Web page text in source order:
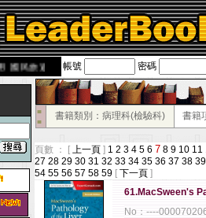
遊卡！！ 帳號 密碼
■
■
書籍類別：病理科(檢驗科) 書籍
頁數 ： [ 上一頁 ] 1 2 3 4 5 6 7 8 9 10 11
27 28 29 30 31 32 33 34 35 36 37 38 39
54 55 56 57 58 59 [ 下一頁 ]
61.MacSween's
No：----